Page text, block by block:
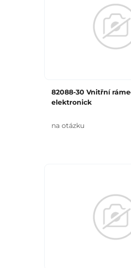
82088-30 Vnitřní
elektronick
na otázku